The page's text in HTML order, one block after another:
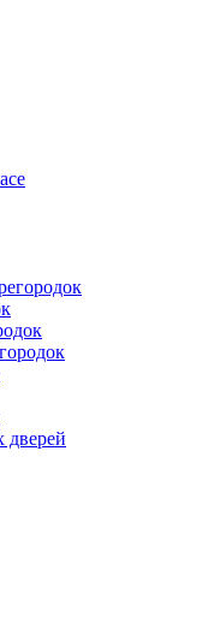
дверей